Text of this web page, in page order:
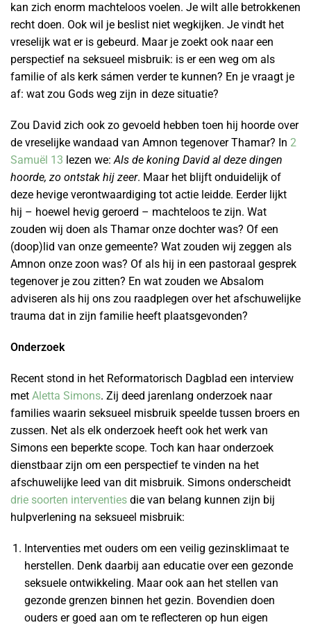
kan zich enorm machteloos voelen. Je wilt alle betrokkenen
recht doen. Ook wil je beslist niet wegkijken. Je vindt het
vreselijk wat er is gebeurd. Maar je zoekt ook naar een
perspectief na seksueel misbruik: is er een weg om als
familie of als kerk sámen verder te kunnen? En je vraagt je
af: wat zou Gods weg zijn in deze situatie?
Zou David zich ook zo gevoeld hebben toen hij hoorde over
de vreselijke wandaad van Amnon tegenover Thamar? In 2
Samuël 13 lezen we:Als de koning David al deze dingen
hoorde, zo ontstak hij zeer. Maar het blijft onduidelijk of
deze hevige verontwaardiging tot actie leidde. Eerder lijkt
hij – hoewel hevig geroerd – machteloos te zijn. Wat
zouden wij doen als Thamar onze dochter was? Of een
(doop)lid van onze gemeente? Wat zouden wij zeggen als
Amnon onze zoon was? Of als hij in een pastoraal gesprek
tegenover je zou zitten? En wat zouden we Absalom
adviseren als hij ons zou raadplegen over het afschuwelijke
trauma dat in zijn familie heeft plaatsgevonden?
Onderzoek
Recent stond in het Reformatorisch Dagblad een interview
met Aletta Simons. Zij deed jarenlang onderzoek naar
families waarin seksueel misbruik speelde tussen broers en
zussen. Net als elk onderzoek heeft ook het werk van
Simons een beperkte scope. Toch kan haar onderzoek
dienstbaar zijn om een perspectief te vinden na het
afschuwelijke leed van dit misbruik. Simons onderscheidt
drie soorten interventies die van belang kunnen zijn bij
hulpverlening na seksueel misbruik:
Interventies met ouders om een veilig gezinsklimaat te
herstellen. Denk daarbij aan educatie over een gezonde
seksuele ontwikkeling. Maar ook aan het stellen van
gezonde grenzen binnen het gezin. Bovendien doen
ouders er goed aan om te reflecteren op hun eigen